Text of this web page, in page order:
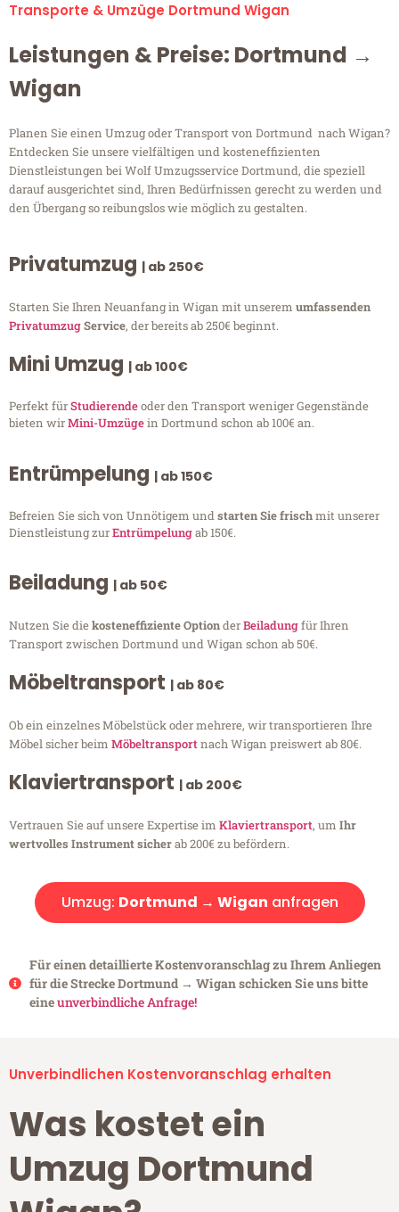
Transporte & Umzüge Dortmund Wigan
Leistungen & Preise: Dortmund →
Wigan
Planen Sie einen Umzug oder Transport von Dortmund nach Wigan?
Entdecken Sie unsere vielfältigen und kosteneffizienten
Dienstleistungen bei Wolf Umzugsservice Dortmund, die speziell
darauf ausgerichtet sind, Ihren Bedürfnissen gerecht zu werden und
den Übergang so reibungslos wie möglich zu gestalten.
Privatumzug | ab 250€
Starten Sie Ihren Neuanfang in Wigan mit unserem umfassenden
PrivatumzugService, der bereits ab 250€ beginnt.
Mini Umzug | ab 100€
Perfekt fürStudierendeoder den Transport weniger Gegenstände
bieten wirMini-Umzügein Dortmund schon ab 100€ an.
Entrümpelung | ab 150€
Befreien Sie sich von Unnötigem undstarten Sie frischmit unserer
Dienstleistung zurEntrümpelungab 150€.
Beiladung | ab 50€
Nutzen Sie diekosteneffiziente OptionderBeiladungfür Ihren
Transport zwischen Dortmund und Wigan schon ab 50€.
Möbeltransport | ab 80€
Ob ein einzelnes Möbelstück oder mehrere, wir transportieren Ihre
Möbel sicher beim Möbeltransportnach Wigan preiswert ab 80€.
Klaviertransport | ab 200€
Vertrauen Sie auf unsere Expertise im Klaviertransport, um Ihr
wertvolles Instrument sicherab 200€ zu befördern.
Umzug: Dortmund → Wigan anfragen
Für einen detaillierte Kostenvoranschlag zu Ihrem Anliegen
für die Strecke Dortmund → Wigan schicken Sie uns bitte
eineunverbindliche Anfrage!
Unverbindlichen Kostenvoranschlag erhalten
Was kostet ein
Umzug Dortmund